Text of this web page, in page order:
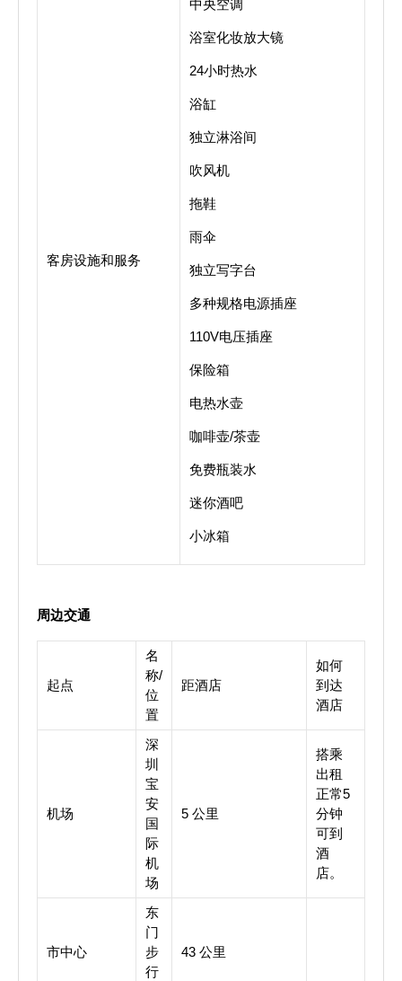
客房设施和服务
中央空调
浴室化妆放大镜
24小时热水
浴缸
独立淋浴间
吹风机
拖鞋
雨伞
独立写字台
多种规格电源插座
110V电压插座
保险箱
电热水壶
咖啡壶/茶壶
免费瓶装水
迷你酒吧
小冰箱
周边交通
起点
名
称/
位
置
距酒店
如何
到达
酒店
机场
深
圳
宝
安
国
际
机
场
5 公里
搭乘
出租
正常5
分钟
可到
酒
店。
市中心
东
门
步
行
43 公里